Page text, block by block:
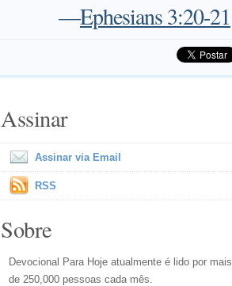
—Ephesians 3:20-21
Assinar
Assinar via Email
RSS
Sobre
Devocional Para Hoje atualmente é lido por mais
de 250,000 pessoas cada mês.